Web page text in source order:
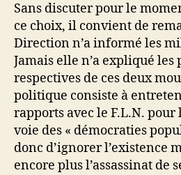
Sans discuter pour le
ce choix, il convient de
Direction n’a informé les
Jamais elle n’a expliqué
respectives de ces deux
politique consiste à
rapports avec le F.L.N.
voie des « démocraties
donc d’ignorer l’existence
encore plus l’assassinat de